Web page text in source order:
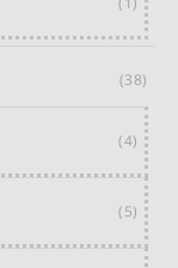
(38)
(4)
(5)